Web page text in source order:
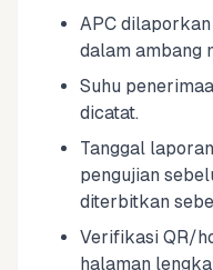
APC
dalam ambang
Suhu
dicatat.
Tanggal
pengujian
diterbitkan
Verifikasi QR/
halaman